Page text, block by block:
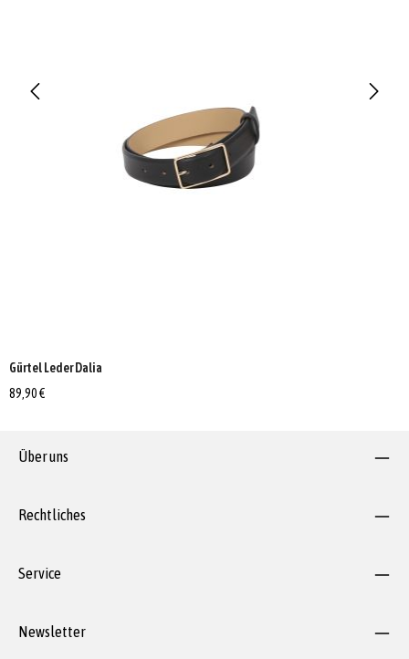
Gürtel Leder Dalia
89,90 €
Über uns
Rechtliches
Service
Newsletter